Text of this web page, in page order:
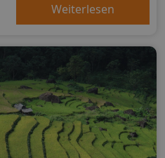
Weiterlesen